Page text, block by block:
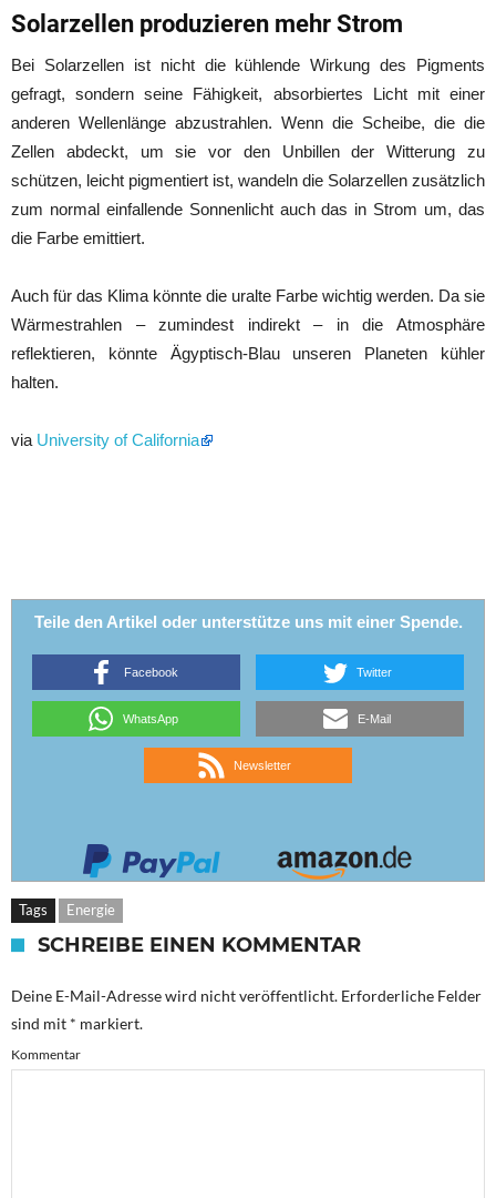
Solarzellen produzieren mehr Strom
Bei Solarzellen ist nicht die kühlende Wirkung des Pigments
gefragt, sondern seine Fähigkeit, absorbiertes Licht mit einer
anderen Wellenlänge abzustrahlen. Wenn die Scheibe, die die
Zellen abdeckt, um sie vor den Unbillen der Witterung zu
schützen, leicht pigmentiert ist, wandeln die Solarzellen zusätzlich
zum normal einfallende Sonnenlicht auch das in Strom um, das
die Farbe emittiert.
Auch für das Klima könnte die uralte Farbe wichtig werden. Da sie
Wärmestrahlen – zumindest indirekt – in die Atmosphäre
reflektieren, könnte Ägyptisch-Blau unseren Planeten kühler
halten.
via University of California
Teile den Artikel oder unterstütze uns mit einer Spende.
Facebook Twitter
WhatsApp E-Mail
Newsletter
Tags Energie
SCHREIBE EINEN KOMMENTAR
Deine E-Mail-Adresse wird nicht veröffentlicht. Erforderliche Felder
sind mit * markiert.
Kommentar